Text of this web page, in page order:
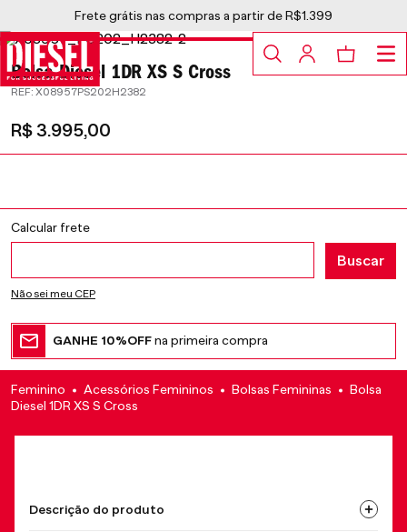
Frete grátis nas compras a partir de R$1.399
Bolsa Diesel 1DR XS S Cross
: X08957PS202H2382
R$3.995,00
Não sei meu CEP
GANHE 10%OFFna primeira compra
Feminino Acessórios Femininos Bolsas Femininas
Bolsa
Diesel 1DR XS S Cross
Descrição do produto